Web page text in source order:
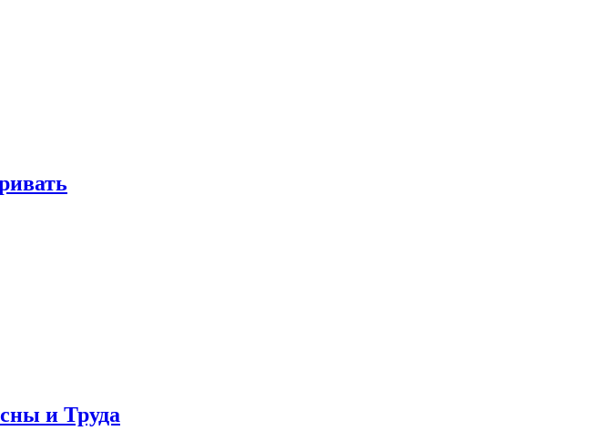
и Труда